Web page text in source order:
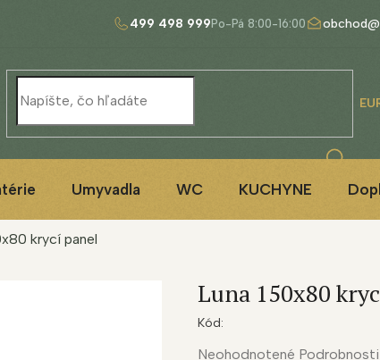
499 498 999
Umyvadla WC KUCHYNE
krycí panel
Luna 150x80
Kód:
Priemerné
Neohodnotené